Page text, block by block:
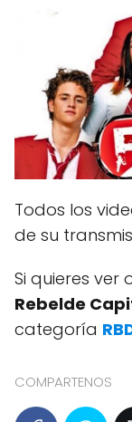
Todos los
de su
Si quieres
Rebelde
categoría
COMPARTENOS